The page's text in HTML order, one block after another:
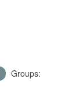
Groups: